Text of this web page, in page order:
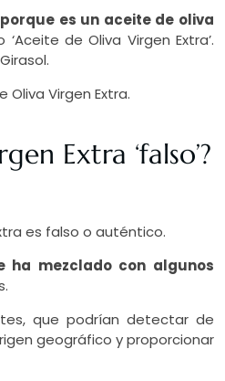
porque es un aceite de oliva
de Oliva Virgen Extra’.
Oliva Virgen Extra.
Extra ‘falso’?
es falso o auténtico.
ha mezclado con algunos
que podrían detectar de
geográfico y proporcionar